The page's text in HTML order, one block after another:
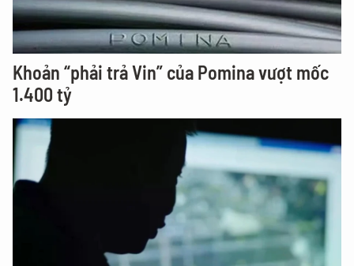
Khoản “phải trả Vin” của Pomina vượt mốc
1.400 tỷ